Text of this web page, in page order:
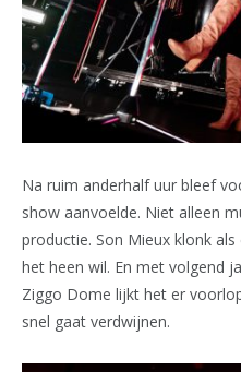
Na ruim anderhalf uur bleef
show aanvoelde. Niet alleen
productie. Son Mieux klonk
het heen wil. En met volgend
Ziggo Dome lijkt het er
snel gaat verdwijnen.